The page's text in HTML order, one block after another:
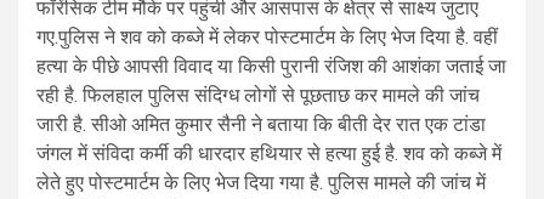
फॉरेंसिक टीम मौके पर पहुंची और आसपास के क्षेत्र से साक्ष्य जुटाए
गए.पुलिस ने शव को कब्जे में लेकर पोस्टमार्टम के लिए भेज दिया है. वहीं
हत्या के पीछे आपसी विवाद या किसी पुरानी रंजिश की आशंका जताई जा
रही है. फिलहाल पुलिस संदिग्ध लोगों से पूछताछ कर मामले की जांच
जारी है. सीओ अमित कुमार सैनी ने बताया कि बीती देर रात एक टांडा
जंगल में संविदा कर्मी की धारदार हथियार से हत्या हुई है. शव को कब्जे में
लेते हुए पोस्टमार्टम के लिए भेज दिया गया है. पुलिस मामले की जांच में